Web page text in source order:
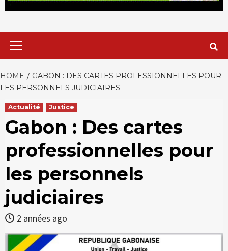
HOME
GABON : DES CARTES PROFESSIONNELLES POUR
LES PERSONNELS JUDICIAIRES
Actualité Justice
Gabon : Des cartes
professionnelles pour
les personnels
judiciaires
2 années ago